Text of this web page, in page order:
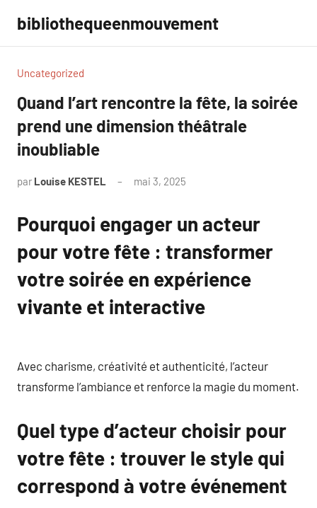
contenu
bibliothequeenmouvement
Uncategorized
Quand l’art rencontre la fête, la soirée
prend une dimension théâtrale
inoubliable
par Louise KESTEL mai 3, 2025
Pourquoi engager un acteur
pour votre fête : transformer
votre soirée en expérience
vivante et interactive
Avec charisme, créativité et authenticité, l’acteur
transforme l’ambiance et renforce la magie du moment.
Quel type d’acteur choisir pour
votre fête : trouver le style qui
correspond à votre événement